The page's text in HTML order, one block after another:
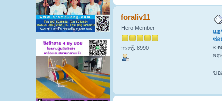
foraliv11
Hero Member
กระทู้: 8990
แอ
ซ่อ
« ต
พฤ
ขอ